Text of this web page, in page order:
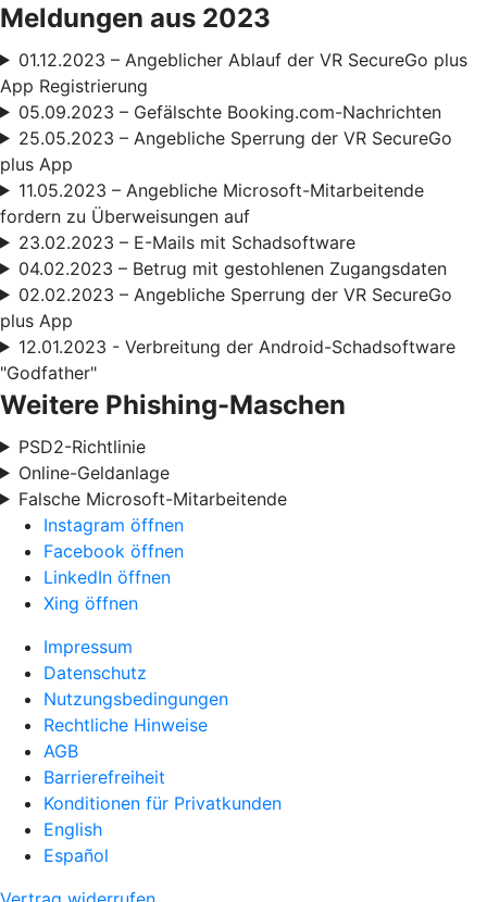
Meldungen aus 2023
01.12.2023 – Angeblicher Ablauf der VR SecureGo plus
App Registrierung
05.09.2023 – Gefälschte Booking.com-Nachrichten
25.05.2023 – Angebliche Sperrung der VR SecureGo
plus App
11.05.2023 – Angebliche Microsoft-Mitarbeitende
fordern zu Überweisungen auf
23.02.2023 – E-Mails mit Schadsoftware
04.02.2023 – Betrug mit gestohlenen Zugangsdaten
02.02.2023 – Angebliche Sperrung der VR SecureGo
plus App
12.01.2023 - Verbreitung der Android-Schadsoftware
"Godfather"
Weitere Phishing-Maschen
PSD2-Richtlinie
Online-Geldanlage
Falsche Microsoft-Mitarbeitende
Instagram öffnen
Facebook öffnen
LinkedIn öffnen
Xing öffnen
Impressum
Datenschutz
Nutzungsbedingungen
Rechtliche Hinweise
AGB
Barrierefreiheit
Konditionen für Privatkunden
English
Español